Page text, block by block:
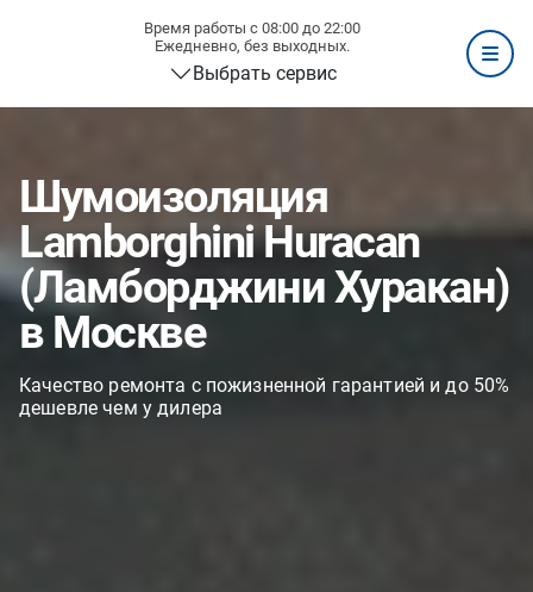
Время работы с 08:00 до 22:00
Ежедневно, без выходных.
Выбрать сервис
Шумоизоляция
Lamborghini Huracan
(Ламборджини Хуракан)
в Москве
Качество ремонта с пожизненной гарантией и до 50%
дешевле чем у дилера